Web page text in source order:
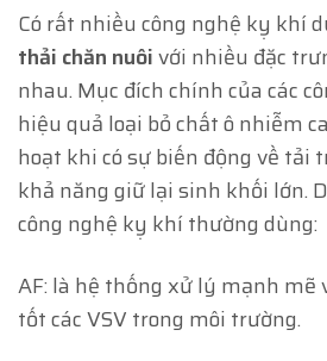
Có rất nhiều công nghệ kỵ khí
thải chăn nuôivới nhiều đặc
nhau. Mục đích chính của các
hiệu quả loại bỏ chất ô nhiễm
hoạt khi có sự biến động về tải
khả năng giữ lại sinh khối lớn.
công nghệ kỵ khí thường dùng:
AF: là hệ thống xử lý mạnh mẽ
tốt các VSV trong môi trường.